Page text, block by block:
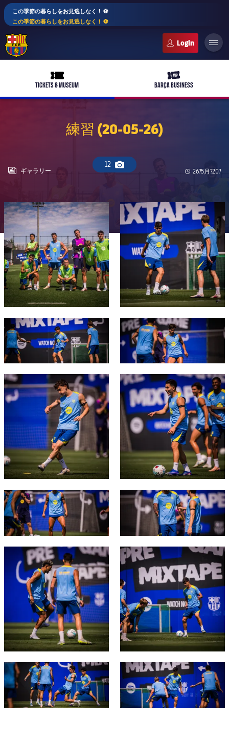
この季節の暮らしをお見逃しなく！ ⚽️
この季節の暮らしをお見逃しなく！ ⚽️
ticket-full
TICKETS & MUSEUM
ticket-vip
BARÇA BUSINESS
plusicon
label.aria.plus
plusicon
label.aria.plus
10年毎
会長
レジェンド
監督
plusicon
label.aria.plus
プレスパス
スケジュール
チケット
結果
順位表
バルサAtlètic
plusicon
label.aria.plus
スケジュール
チケット
結果
順位表
PLUSICON
LABEL.ARIA.PLUS
トップチーム
plusicon
label.aria.plus
スケジュール
チケット
結果
順位表
PLUSICON
LABEL.ARIA.PLUS
トップチーム
plusicon
label.aria.plus
スケジュール
チケット
結果
順位表
PLUSICON
LABEL.ARIA.PLUS
トップチーム
plusicon
label.aria.plus
スケジュール
チケット
結果
PLUSICON
LABEL.ARIA.PLUS
トップチーム
plusicon
label.aria.plus
スケジュール
チケット
結果
練習 (20-05-26)
12
Camera icon
LABEL.ARIA.GALLERY
ギャラリー Published
26?5月?20?
FC Barcelona club badge
FC Barcelona club badge
FC Barcelona club badge
FC Barcelona club badge
FC Barcelona club badge
FC Barcelona club badge
FC Barcelona club badge
FC Barcelona club badge
FC Barcelona club badge
FC Barcelona club badge
FC Barcelona club badge
FC Barcelona club badge